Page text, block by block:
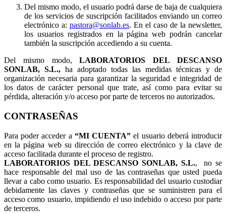
Del mismo modo, el usuario podrá darse de baja de cualquiera
de los servicios de suscripción facilitados enviando un correo
electrónico a: pastora@sonlab.es. En el caso de la newsletter,
los usuarios registrados en la página web podrán cancelar
también la suscripción accediendo a su cuenta.
Del mismo modo,LABORATORIOS DEL DESCANSO
SONLAB, S.L., ha adoptado todas las medidas técnicas y de
organización necesaria para garantizar la seguridad e integridad de
los datos de carácter personal que trate, así como para evitar su
pérdida, alteración y/o acceso por parte de terceros no autorizados.
CONTRASEÑAS
Para poder acceder a “MI CUENTA” el usuario deberá introducir
en la página web su dirección de correo electrónico y la clave de
acceso facilitada durante el proceso de registro.
LABORATORIOS DEL DESCANSO SONLAB, S.L., no se
hace responsable del mal uso de las contraseñas que usted pueda
llevar a cabo como usuario. Es responsabilidad del usuario custodiar
debidamente las claves y contraseñas que se suministren para el
acceso como usuario, impidiendo el uso indebido o acceso por parte
de terceros.